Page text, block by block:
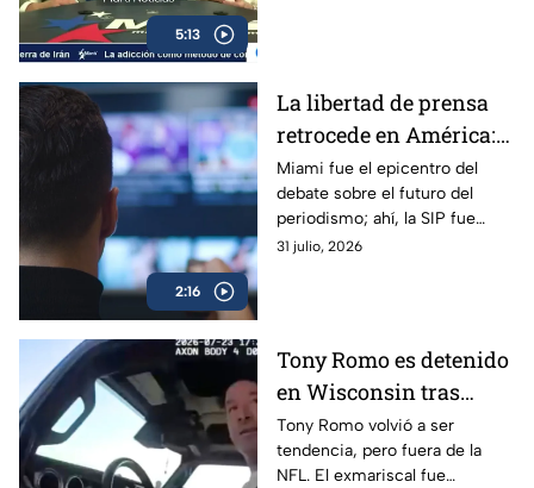
5:13
2:16
La libertad de prensa
retrocede en América:
“La norma es la
impunidad”, dice la SIP
Miami fue el epicentro del
debate sobre el futuro del
periodismo; ahí, la SIP fue
clara al evidenciar que la
31 julio, 2026
Tony Romo es detenido
en Wisconsin tras
negarse a realizar la
prueba de alcohol
Tony Romo volvió a ser
tendencia, pero fuera de la
NFL. El exmariscal fue